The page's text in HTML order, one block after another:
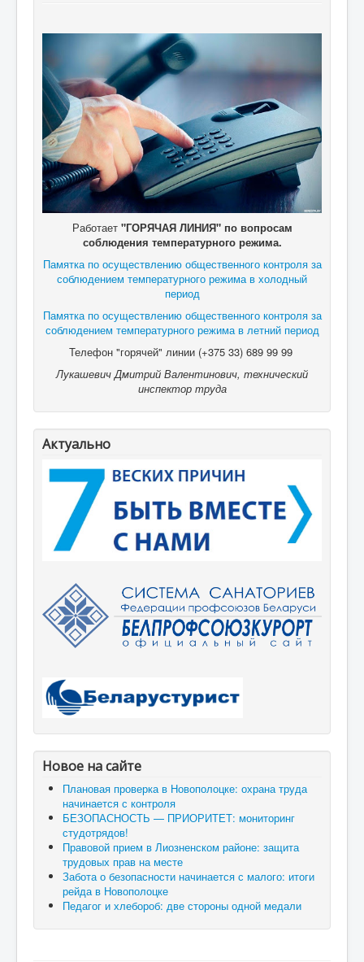
Работает "ГОРЯЧАЯ ЛИНИЯ" по вопросам
соблюдения температурного режима.
Памятка по осуществлению общественного контроля за
соблюдением температурного режима в холодный
период
Памятка по осуществлению общественного контроля за
соблюдением температурного режима в летний период
Телефон "горячей" линии (+375 33) 689 99 99
Лукашевич Дмитрий Валентинович, технический
инспектор труда
Актуально
Новое на сайте
Плановая проверка в Новополоцке: охрана труда
начинается с контроля
БЕЗОПАСНОСТЬ — ПРИОРИТЕТ: мониторинг
студотрядов!
Правовой прием в Лиозненском районе: защита
трудовых прав на месте
Забота о безопасности начинается с малого: итоги
рейда в Новополоцке
Педагог и хлебороб: две стороны одной медали